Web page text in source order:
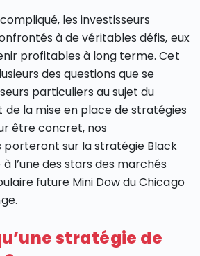
les investisseurs
à de véritables défis, eux
profitables à long terme. Cet
des questions que se
particuliers au sujet du
la mise en place de stratégies
être concret, nos
sur la stratégie Black
l’une des stars des marchés
future Mini Dow du Chicago
stratégie de